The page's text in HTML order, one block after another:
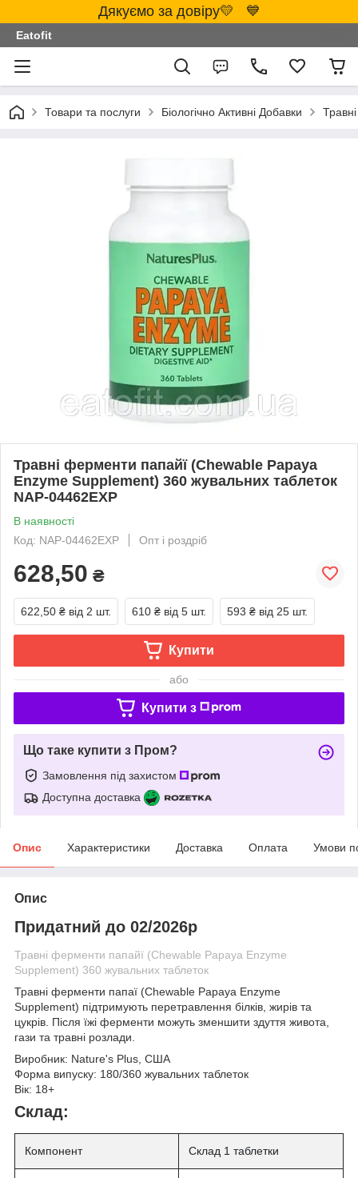
Дякуємо за довіру💛 💙
Eatofit
Товари та послуги Біологічно Активні Добавки
Травні ферменти папайї (Chewable Papaya
Enzyme Supplement) 360 жувальних таблеток
NAP-04462EXP
В наявності
Код: NAP-04462EXP
Опт і роздріб
628,50 ₴
622,50 ₴ від 2 шт. 610 ₴ від 5 шт. 593 ₴ від 25 шт.
Купити
або
Купити з
Що таке купити з Пром?
Замовлення під захистом
Доступна доставка
Опис Характеристики Доставка Оплата Умови
Опис
Придатний до 02/2026р
Травні ферменти папайї (Chewable Papaya Enzyme
Supplement) 360 жувальних таблеток
Травні ферменти папаї (Chewable Papaya Enzyme
Supplement) підтримують перетравлення білків, жирів та
цукрів. Після їжі ферменти можуть зменшити здуття живота,
гази та травні розлади.
Виробник: Nature's Plus, США
Форма випуску: 180/360 жувальних таблеток
Вік: 18+
Склад:
Компонент Склад 1 таблетки